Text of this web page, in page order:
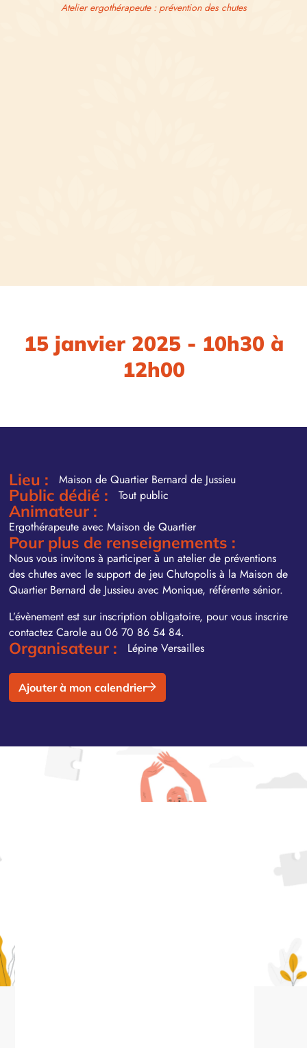
Atelier ergothérapeute : prévention des chutes
15 janvier 2025 - 10h30 à
12h00
Lieu : Maison de Quartier Bernard de Jussieu
Public dédié : Tout public
Animateur :
Ergothérapeute avec Maison de Quartier
Pour plus de renseignements :
Nous vous invitons à participer à un atelier de préventions
des chutes avec le support de jeu Chutopolis à la Maison de
Quartier Bernard de Jussieu avec Monique, référente sénior.
L’évènement est sur inscription obligatoire, pour vous inscrire
contactez Carole au 06 70 86 54 84.
Organisateur : Lépine Versailles
Ajouter à mon calendrier